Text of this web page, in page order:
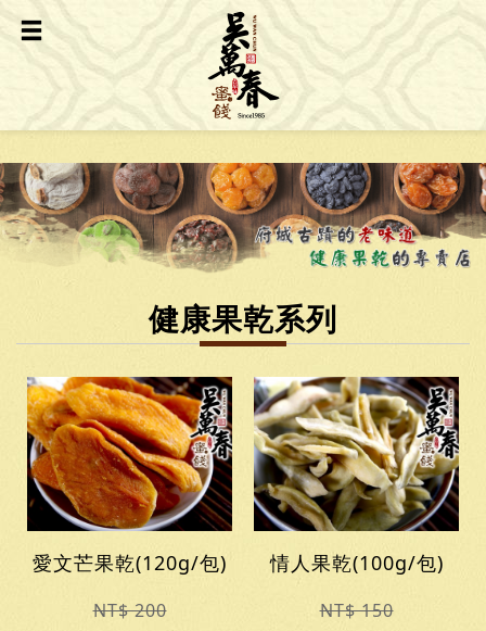
健康果乾系列
愛文芒果乾(120g/包)
NT$ 200
情人果乾(100g/包)
NT$ 150